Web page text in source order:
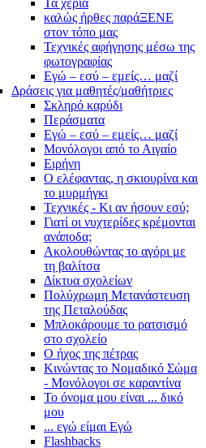
Τα χέρια
καλώς ήρθες παράΞΕΝΕ
στον τόπο μας
Τεχνικές αφήγησης μέσω της
φωτογραφίας
Εγώ – εσύ – εμείς… μαζί
Δράσεις για μαθητές/μαθήτριες
Σκληρό καρύδι
Περάσματα
Εγώ – εσύ – εμείς… μαζί
Μονόλογοι από το Αιγαίο
Ειρήνη
Ο ελέφαντας, η σκιουρίνα και
το μυρμήγκι
Τεχνικές - Κι αν ήσουν εσύ;
Γιατί οι νυχτερίδες κρέμονται
ανάποδα;
Ακολουθώντας το αγόρι με
τη βαλίτσα
Δίκτυα σχολείων
Πολύχρωμη Μετανάστευση
της Πεταλούδας
Μπλοκάρουμε το ρατσισμό
στο σχολείο
Ο ήχος της πέτρας
Κινώντας το Νομαδικό Σώμα
- Μονόλογοι σε καραντίνα
Το όνομα μου είναι ... δικό
μου
... εγώ είμαι Εγώ
Flashbacks